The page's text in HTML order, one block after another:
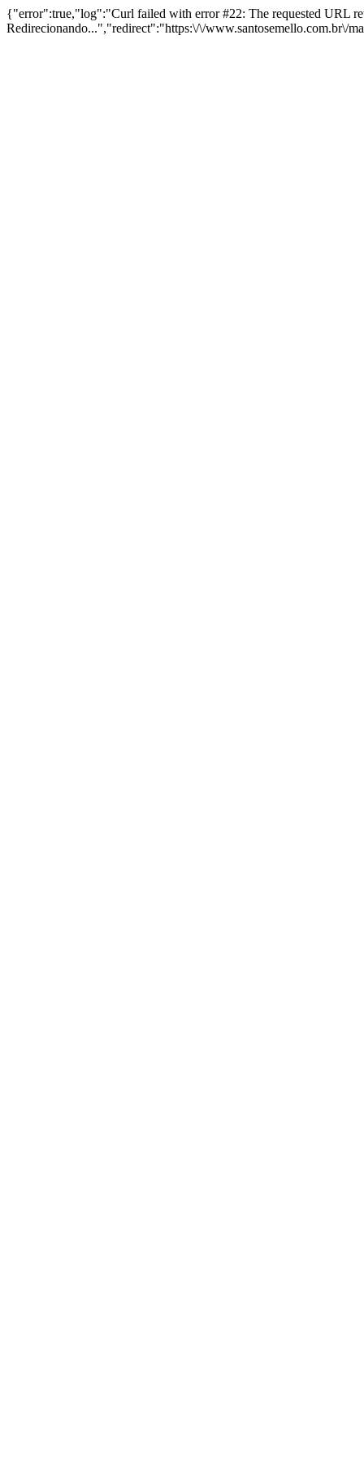
{"error":true,"log":"Curl failed with error #22: The requested URL
Redirecionando...","redirect":"https:\/\/www.santosemello.com.br\/